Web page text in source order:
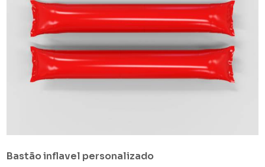
Bastão inflavel personalizado